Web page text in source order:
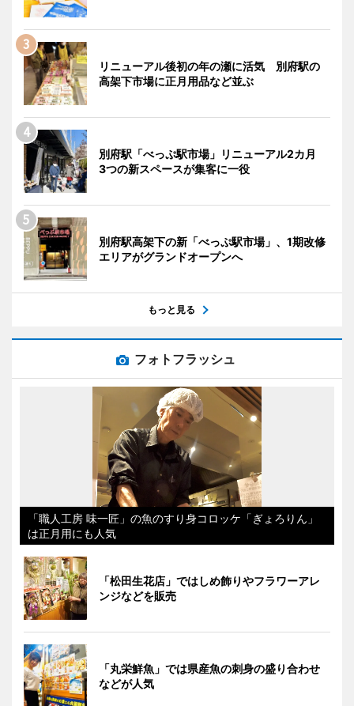
リニューアル後初の年の瀬に活気 別府駅の
高架下市場に正月用品など並ぶ
別府駅「べっぷ駅市場」リニューアル2カ月
3つの新スペースが集客に一役
別府駅高架下の新「べっぷ駅市場」、1期改修
エリアがグランドオープンへ
もっと見る
フォトフラッシュ
「職人工房 味一匠」の魚のすり身コロッケ「ぎょろりん」
は正月用にも人気
「松田生花店」ではしめ飾りやフラワーアレ
ンジなどを販売
「丸栄鮮魚」では県産魚の刺身の盛り合わせ
などが人気